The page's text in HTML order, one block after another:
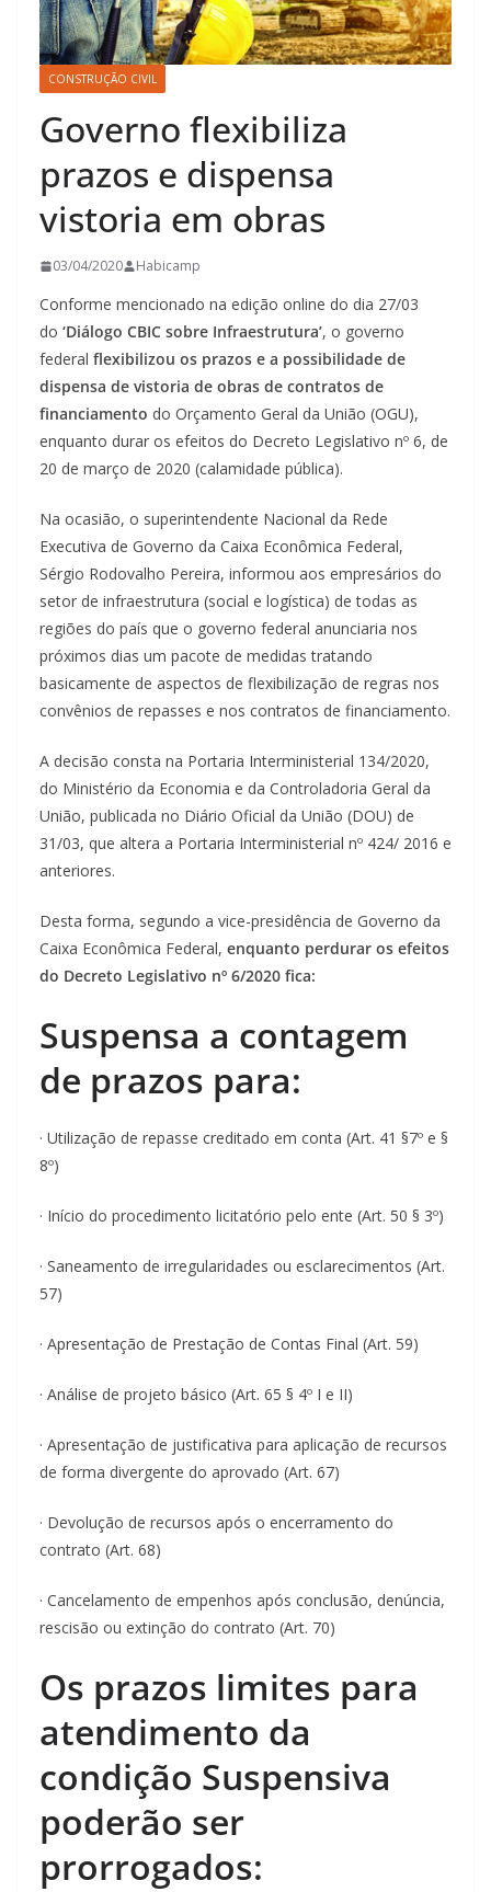
CONSTRUÇÃO CIVIL
Governo flexibiliza
prazos e dispensa
vistoria em obras
03/04/2020 Habicamp
Conforme mencionado na edição online do dia 27/03
do ‘Diálogo CBIC sobre Infraestrutura’, o governo
federal flexibilizou os prazos e a possibilidade de
dispensa de vistoria de obras de contratos de
financiamento do Orçamento Geral da União (OGU),
enquanto durar os efeitos do Decreto Legislativo nº 6, de
20 de março de 2020 (calamidade pública).
Na ocasião, o superintendente Nacional da Rede
Executiva de Governo da Caixa Econômica Federal,
Sérgio Rodovalho Pereira, informou aos empresários do
setor de infraestrutura (social e logística) de todas as
regiões do país que o governo federal anunciaria nos
próximos dias um pacote de medidas tratando
basicamente de aspectos de flexibilização de regras nos
convênios de repasses e nos contratos de financiamento.
A decisão consta na Portaria Interministerial 134/2020,
do Ministério da Economia e da Controladoria Geral da
União, publicada no Diário Oficial da União (DOU) de
31/03, que altera a Portaria Interministerial nº 424/ 2016 e
anteriores.
Desta forma, segundo a vice-presidência de Governo da
Caixa Econômica Federal, enquanto perdurar os efeitos
do Decreto Legislativo nº 6/2020 fica:
Suspensa a contagem
de prazos para:
· Utilização de repasse creditado em conta (Art. 41 §7º e §
8º)
· Início do procedimento licitatório pelo ente (Art. 50 § 3º)
· Saneamento de irregularidades ou esclarecimentos (Art.
57)
· Apresentação de Prestação de Contas Final (Art. 59)
· Análise de projeto básico (Art. 65 § 4º I e II)
· Apresentação de justificativa para aplicação de recursos
de forma divergente do aprovado (Art. 67)
· Devolução de recursos após o encerramento do
contrato (Art. 68)
· Cancelamento de empenhos após conclusão, denúncia,
rescisão ou extinção do contrato (Art. 70)
Os prazos limites para
atendimento da
condição Suspensiva
poderão ser
prorrogados: